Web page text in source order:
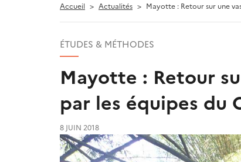
Accueil Actualités Mayotte : Retour sur une
ÉTUDES & MÉTHODES
Mayotte : Retour
par les équipes du
8 JUIN 2018